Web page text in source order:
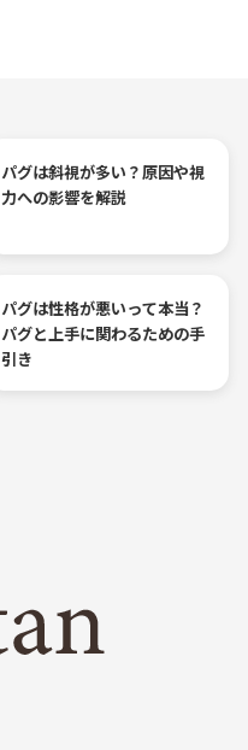
パグは斜視が多い？原因や視
力への影響を解説
パグは性格が悪いって本当？
パグと上手に関わるための手
引き